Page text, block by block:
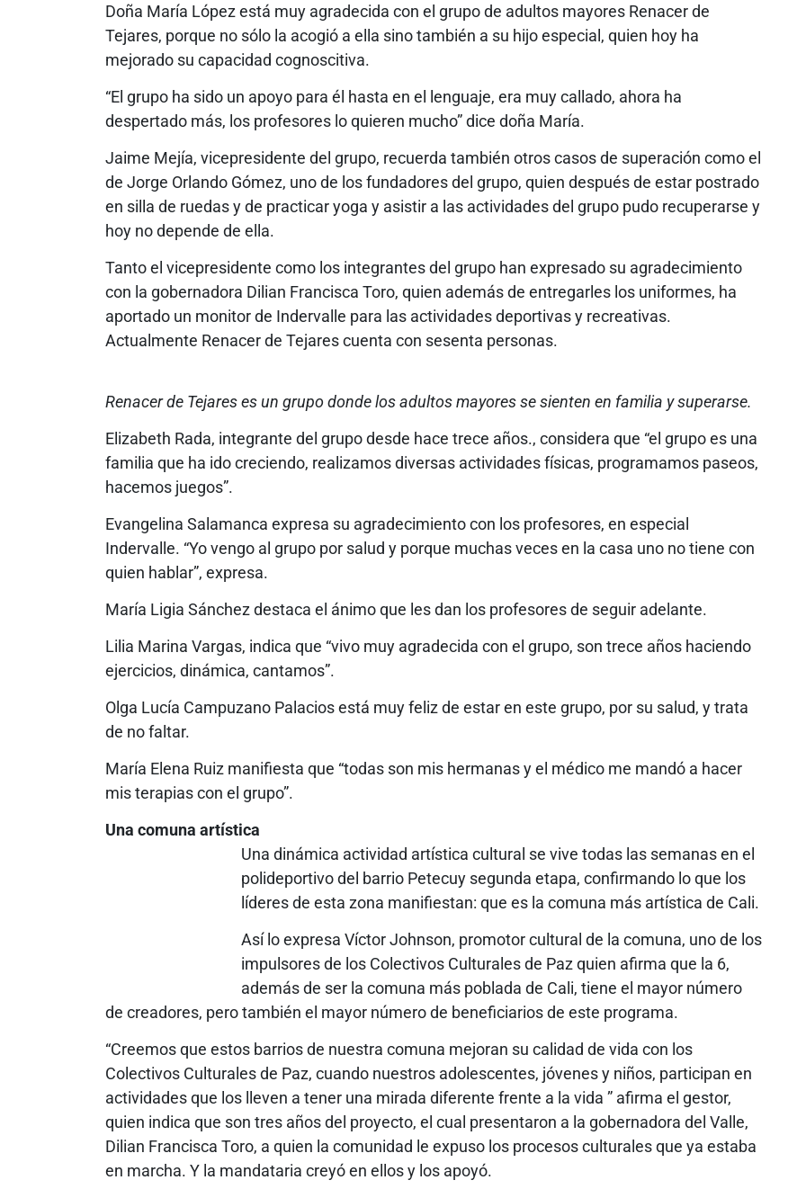
Doña María López está muy agradecida con el grupo de adultos mayores Renacer de
Tejares, porque no sólo la acogió a ella sino también a su hijo especial, quien hoy ha
mejorado su capacidad cognoscitiva.
“El grupo ha sido un apoyo para él hasta en el lenguaje, era muy callado, ahora ha
despertado más, los profesores lo quieren mucho” dice doña María.
Jaime Mejía, vicepresidente del grupo, recuerda también otros casos de superación como el
de Jorge Orlando Gómez, uno de los fundadores del grupo, quien después de estar postrado
en silla de ruedas y de practicar yoga y asistir a las actividades del grupo pudo recuperarse y
hoy no depende de ella.
Tanto el vicepresidente como los integrantes del grupo han expresado su agradecimiento
con la gobernadora Dilian Francisca Toro, quien además de entregarles los uniformes, ha
aportado un monitor de Indervalle para las actividades deportivas y recreativas.
Actualmente Renacer de Tejares cuenta con sesenta personas.
Renacer de Tejares es un grupo donde los adultos mayores se sienten en familia y superarse.
Elizabeth Rada, integrante del grupo desde hace trece años., considera que “el grupo es una
familia que ha ido creciendo, realizamos diversas actividades físicas, programamos paseos,
hacemos juegos”.
Evangelina Salamanca expresa su agradecimiento con los profesores, en especial
Indervalle. “Yo vengo al grupo por salud y porque muchas veces en la casa uno no tiene con
quien hablar”, expresa.
María Ligia Sánchez destaca el ánimo que les dan los profesores de seguir adelante.
Lilia Marina Vargas, indica que “vivo muy agradecida con el grupo, son trece años haciendo
ejercicios, dinámica, cantamos”.
Olga Lucía Campuzano Palacios está muy feliz de estar en este grupo, por su salud, y trata
de no faltar.
María Elena Ruiz manifiesta que “todas son mis hermanas y el médico me mandó a hacer
mis terapias con el grupo”.
Una comuna artística
Una dinámica actividad artística cultural se vive todas las semanas en el
polideportivo del barrio Petecuy segunda etapa, confirmando lo que los
líderes de esta zona manifiestan: que es la comuna más artística de Cali.
Así lo expresa Víctor Johnson, promotor cultural de la comuna, uno de los
impulsores de los Colectivos Culturales de Paz quien afirma que la 6,
además de ser la comuna más poblada de Cali, tiene el mayor número
de creadores, pero también el mayor número de beneficiarios de este programa.
“Creemos que estos barrios de nuestra comuna mejoran su calidad de vida con los
Colectivos Culturales de Paz, cuando nuestros adolescentes, jóvenes y niños, participan en
actividades que los lleven a tener una mirada diferente frente a la vida ” afirma el gestor,
quien indica que son tres años del proyecto, el cual presentaron a la gobernadora del Valle,
Dilian Francisca Toro, a quien la comunidad le expuso los procesos culturales que ya estaba
en marcha. Y la mandataria creyó en ellos y los apoyó.